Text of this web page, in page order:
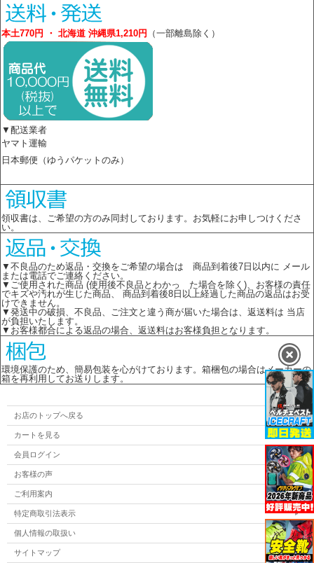
本土770円 ・ 北海道 沖縄県1,210円 （一部離島除く）
▼配送業者
ヤマト運輸
日本郵便（ゆうパケットのみ）
領収書は、ご希望の方のみ同封しております。お気軽にお申しつけくださ
い。
▼不良品のため返品・交換をご希望の場合は 商品到着後7日以内に メール
または電話でご連絡ください。
▼ご使用された商品 (使用後不良品とわかっ た場合を除く)、お客様の責任
でキズや汚れが生じた商品、 商品到着後8日以上経過した商品の返品はお受
けできません。
▼発送中の破損、不良品、ご注文と違う商が届いた場合は、返送料は 当店
が負担いたします。
▼お客様都合による返品の場合、返送料はお客様負担となります。
環境保護のため、簡易包装を心がけております。箱梱包の場合はメーカーの
箱を再利用してお送りします。
お店のトップへ戻る
カートを見る
会員ログイン
お客様の声
ご利用案内
特定商取引法表示
個人情報の取扱い
サイトマップ